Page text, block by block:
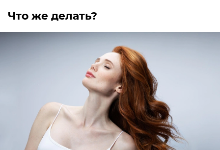
Что же делать?